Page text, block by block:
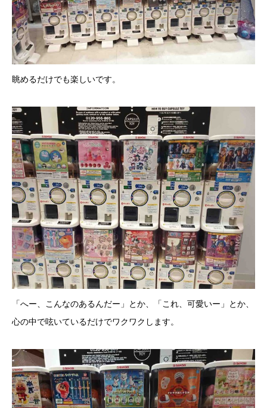
眺めるだけでも楽しいです。
「へー、こんなのあるんだー」とか、「これ、可愛いー」とか、
心の中で呟いているだけでワクワクします。